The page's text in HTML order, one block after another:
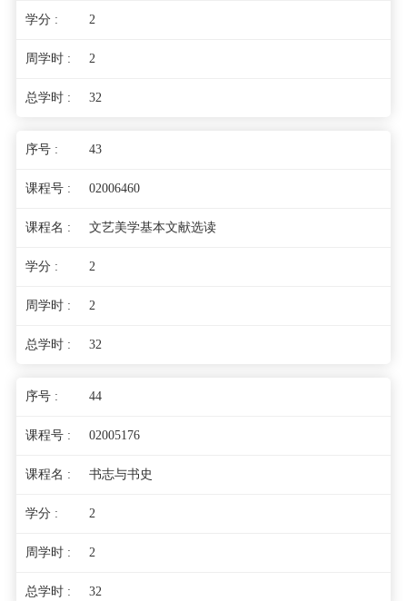
2
2
32
43
02006460
文艺美学基本文献选读
2
2
32
44
02005176
书志与书史
2
2
32